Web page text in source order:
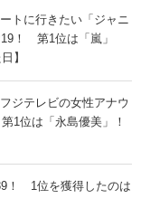
トに行きたい「ジャニ
！ 第1位は「嵐」
】
ジテレビの女性アナウ
1位は「永島優美」！
！ 1位を獲得したのは